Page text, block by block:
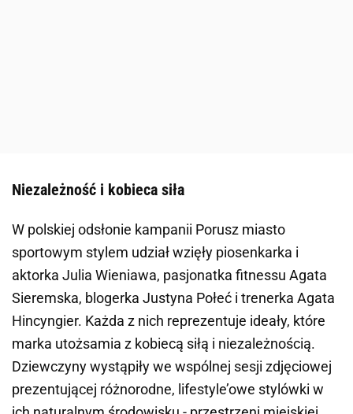
Niezależność i kobieca siła
W polskiej odsłonie kampanii Porusz miasto
sportowym stylem udział wzięły piosenkarka i
aktorka Julia Wieniawa, pasjonatka fitnessu Agata
Sieremska, blogerka Justyna Połeć i trenerka Agata
Hincyngier. Każda z nich reprezentuje ideały, które
marka utożsamia z kobiecą siłą i niezależnością.
Dziewczyny wystąpiły we wspólnej sesji zdjęciowej
prezentującej różnorodne, lifestyle’owe stylówki w